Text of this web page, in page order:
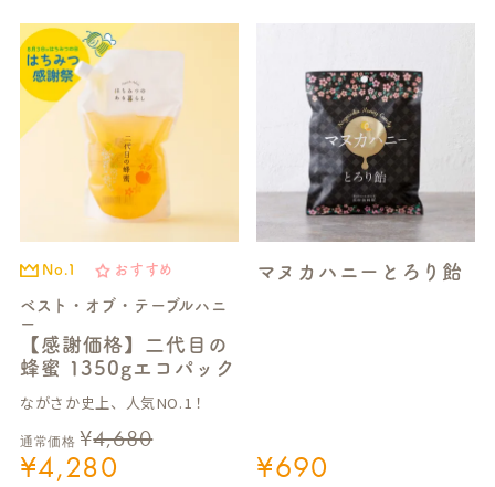
No.1 おすすめ
ベスト・オブ・テーブルハニ
ー
【感謝価格】二代目の
蜂蜜 1350gエコパック
ながさか史上、人気NO.1！
通常価格 ¥4,680
¥4,280
マヌカハニーとろり飴
¥690